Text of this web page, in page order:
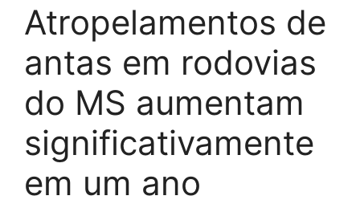
Atropelamentos de
antas em rodovias
do MS aumentam
significativamente
em um ano